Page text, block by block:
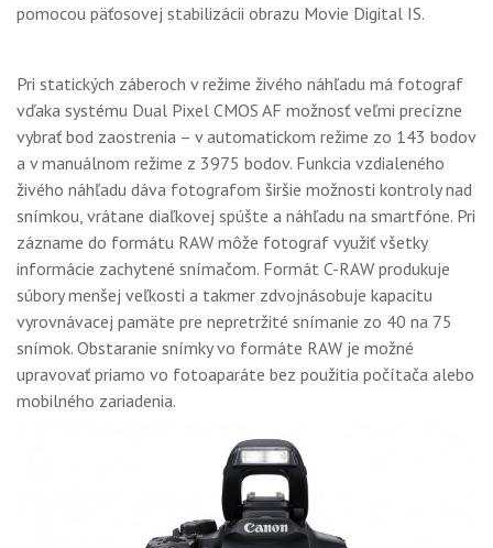
pomocou päťosovej stabilizácii obrazu Movie Digital IS.
Pri statických záberoch v režime živého náhľadu má fotograf
vďaka systému Dual Pixel CMOS AF možnosť veľmi precízne
vybrať bod zaostrenia – v automatickom režime zo 143 bodov
a v manuálnom režime z 3975 bodov. Funkcia vzdialeného
živého náhľadu dáva fotografom širšie možnosti kontroly nad
snímkou, vrátane diaľkovej spúšte a náhľadu na smartfóne. Pri
zázname do formátu RAW môže fotograf využiť všetky
informácie zachytené snímačom. Formát C-RAW produkuje
súbory menšej veľkosti a takmer zdvojnásobuje kapacitu
vyrovnávacej pamäte pre nepretržité snímanie zo 40 na 75
snímok. Obstaranie snímky vo formáte RAW je možné
upravovať priamo vo fotoaparáte bez použitia počítača alebo
mobilného zariadenia.